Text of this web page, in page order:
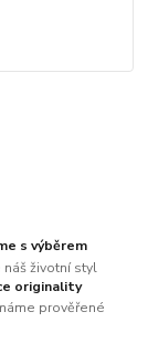
s výběrem
životní styl
originality
prověřené